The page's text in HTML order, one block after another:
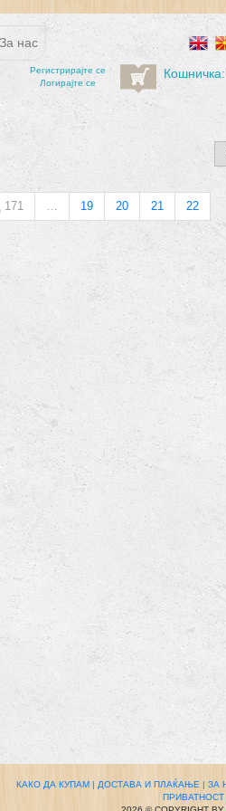
За нас
Регистрирајтe се
Логирајте се
171 … 19 20 21 22
КАКО ДА КУПАМ | ДОСТАВА И ПЛАЌАЊЕ | ЗА
ПРИВАТНОСТ |